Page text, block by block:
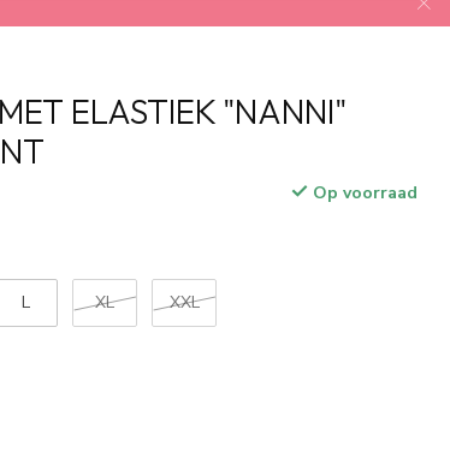
ELASTIEK "NANNI"
Op voorraad
L XL XXL